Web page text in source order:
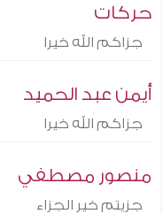
حركات
جزاكم الله خيرا
أيمن عبد الحميد
جزاكم الله خيرا
منصور مصطفي
جزيتم خير الجزاء